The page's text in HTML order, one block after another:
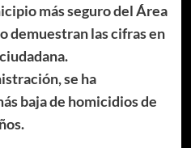
más seguro del Área
demuestran las cifras en
se ha
baja de homicidios de